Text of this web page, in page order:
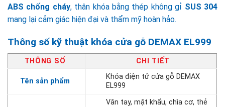
ABS chống cháy, thân khóa bằng thép không gỉ SUS 304
mang lại cảm giác hiện đại và thẩm mỹ hoàn hảo.
Thông số kỹ thuật khóa cửa gỗ DEMAX EL999
THÔNG SỐ CHI TIẾT
Tên sản phẩm
Khóa điện tử cửa gỗ DEMAX
EL999
Vân tay, mật khẩu, chìa cơ, thẻ